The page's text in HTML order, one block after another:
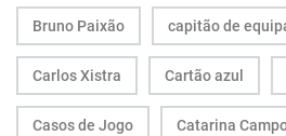
Bruno Paixão capitão de
Carlos Xistra Cartão azul
Casos de Jogo Catarina